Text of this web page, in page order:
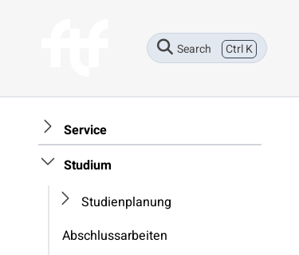
Search Ctrl K
Service
Studium
Studienplanung
Abschlussarbeiten